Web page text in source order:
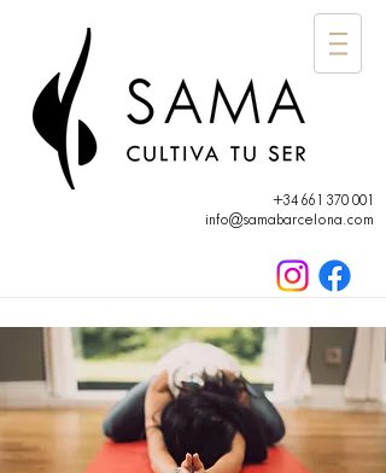
+34 661 370 001
info@samabarcelona.com